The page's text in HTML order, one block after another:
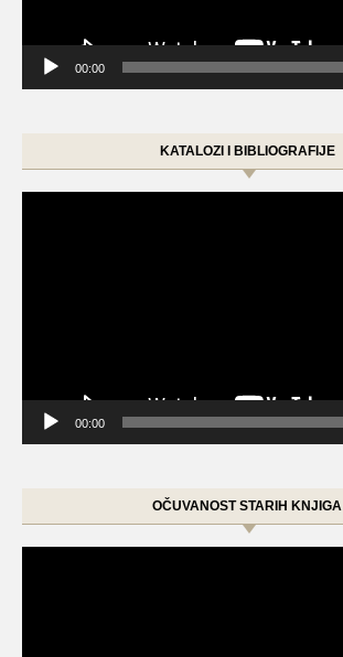
00:00
KATALOZI I BIBLIOGRAFIJE
00:00
OČUVANOST STARIH KNJIGA